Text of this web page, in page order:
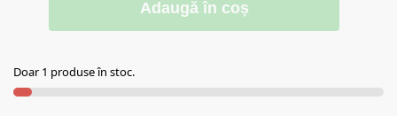
Adaugă în coș
Doar 1 produse în stoc.